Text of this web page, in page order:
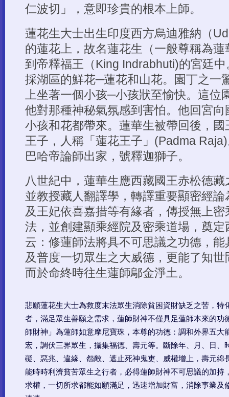
悲願蓮花生大士為救度末法眾生消除貧困資財缺乏之苦，特
者，滿足眾生善願之需求，蓮師財神不僅具足蓮師本來的功
師財神」為蓮師如意摩尼寶珠，本尊的功德：調和外界五大
宏，調伏三界眾生，攝集福德、壽元等。斷除年、月、日、
礙、惡兆、違緣、怨敵、遮止死神鬼吏、威權增上，壽元綿
能時時利濟貧苦眾生之行者，必得蓮師財神不可思議的加持
求權，一切所求都能如願滿足，迅速增加財富，消除事業及